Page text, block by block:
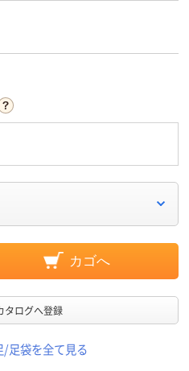
カゴへ
タログへ登録
足袋を全て見る